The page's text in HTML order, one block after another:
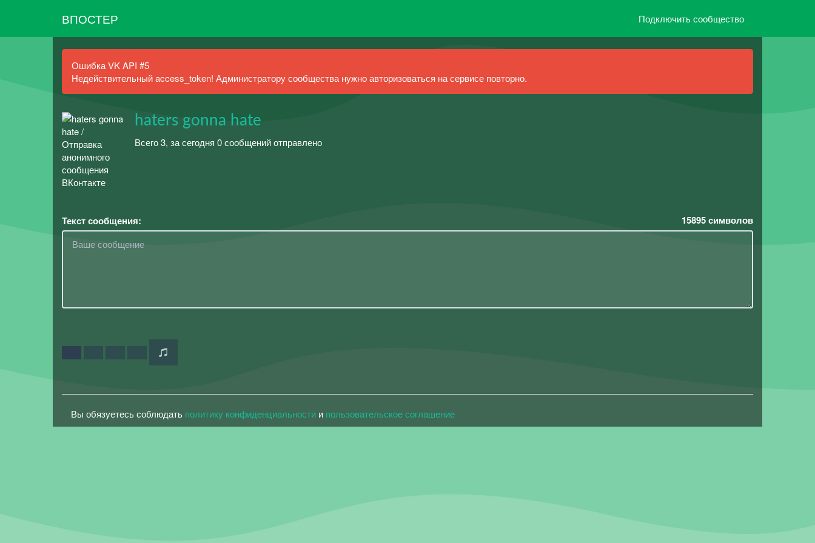
ВПОСТЕР Подключить сообщество
Ошибка VK API #5
Недействительный access_token! Администратору сообщества нужно авторизоваться на сервисе повторно.
haters gonna hate
Всего 3, за сегодня 0 сообщений отправлено
Текст сообщения: 15895символов
Вы обязуетесь соблюдать политику конфиденциальности и пользовательское соглашение